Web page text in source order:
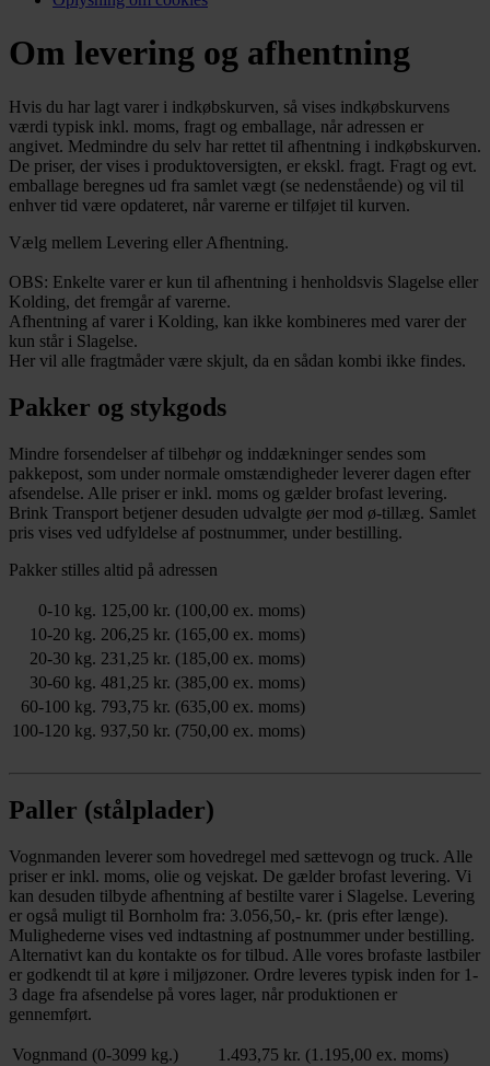
Om levering og afhentning
Hvis du har lagt varer i indkøbskurven, så vises indkøbskurvens
værdi typisk inkl. moms, fragt og emballage, når adressen er
angivet. Medmindre du selv har rettet til afhentning i indkøbskurven.
De priser, der vises i produktoversigten, er ekskl. fragt. Fragt og evt.
emballage beregnes ud fra samlet vægt (se nedenstående) og vil til
enhver tid være opdateret, når varerne er tilføjet til kurven.
Vælg mellem Levering eller Afhentning.
OBS: Enkelte varer er kun til afhentning i henholdsvis Slagelse eller
Kolding, det fremgår af varerne.
Afhentning af varer i Kolding, kan ikke kombineres med varer der
kun står i Slagelse.
Her vil alle fragtmåder være skjult, da en sådan kombi ikke findes.
Pakker og stykgods
Mindre forsendelser af tilbehør og inddækninger sendes som
pakkepost, som under normale omstændigheder leverer dagen efter
afsendelse. Alle priser er inkl. moms og gælder brofast levering.
Brink Transport betjener desuden udvalgte øer mod ø-tillæg. Samlet
pris vises ved udfyldelse af postnummer, under bestilling.
Pakker stilles altid på adressen
0-10 kg. 125,00 kr. (100,00 ex. moms)
10-20 kg. 206,25 kr. (165,00 ex. moms)
20-30 kg. 231,25 kr. (185,00 ex. moms)
30-60 kg. 481,25 kr. (385,00 ex. moms)
60-100 kg. 793,75 kr. (635,00 ex. moms)
100-120 kg. 937,50 kr. (750,00 ex. moms)
Paller (stålplader)
Vognmanden leverer som hovedregel med sættevogn og truck. Alle
priser er inkl. moms, olie og vejskat. De gælder brofast levering. Vi
kan desuden tilbyde afhentning af bestilte varer i Slagelse. Levering
er også muligt til Bornholm fra: 3.056,50,- kr. (pris efter længe).
Mulighederne vises ved indtastning af postnummer under bestilling.
Alternativt kan du kontakte os for tilbud. Alle vores brofaste lastbiler
er godkendt til at køre i miljøzoner. Ordre leveres typisk inden for 1-
3 dage fra afsendelse på vores lager, når produktionen er
gennemført.
Vognmand (0-3099 kg.)
1.493,75 kr. (1.195,00 ex. moms)